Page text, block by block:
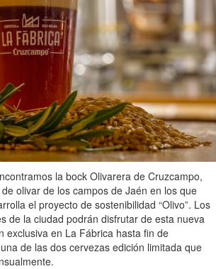
la bock Olivarera de Cruzcampo,
olivar de los campos de Jaén en los que
el proyecto de sostenibilidad “Olivo”. Los
de la ciudad podrán disfrutar de esta nueva
exclusiva en La Fábrica hasta fin de
de las dos cervezas edición limitada que